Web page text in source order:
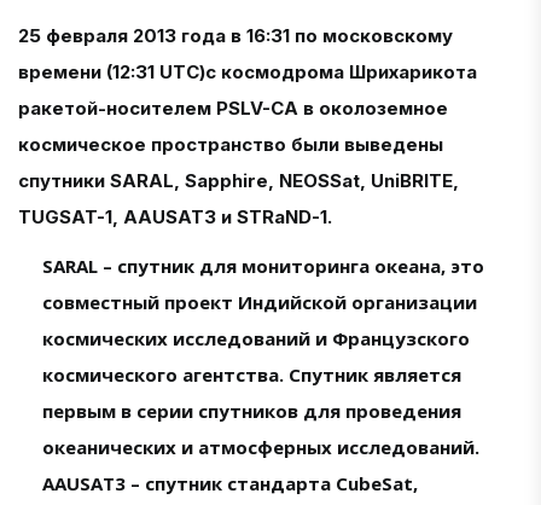
25 февраля 2013 года в 16:31 по московскому
времени (12:31 UTC)с космодрома Шрихарикота
ракетой-носителем PSLV-CA в околоземное
космическое пространство были выведены
спутники SARAL, Sapphire, NEOSSat, UniBRITE,
TUGSAT-1, AAUSAT3 и STRaND-1.
SARAL – спутник для мониторинга океана, это
совместный проект Индийской организации
космических исследований и Французского
космического агентства. Спутник является
первым в серии спутников для проведения
океанических и атмосферных исследований.
AAUSAT3 – спутник стандарта CubeSat,